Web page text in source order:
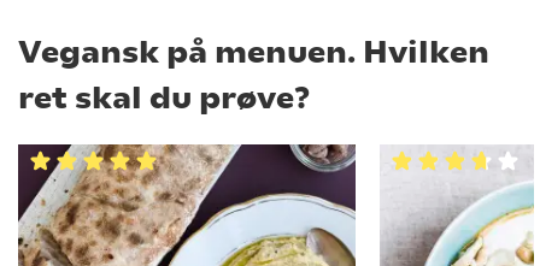
Vegansk på menuen. Hvilken
ret skal du prøve?